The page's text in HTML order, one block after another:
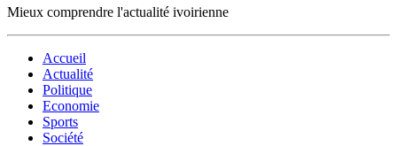
Mieux comprendre l'actualité ivoirienne
Accueil
Actualité
Politique
Economie
Sports
Société